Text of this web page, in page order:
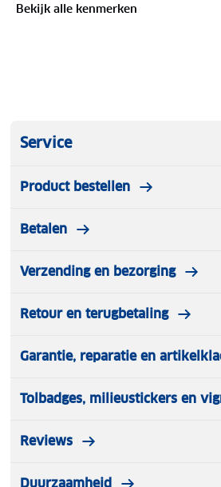
Bekijk alle kenmerken
Service
Product bestellen
Betalen
Verzending en bezorging
Retour en terugbetaling
Garantie, reparatie en
Tolbadges, milieustickers en
Reviews
Duurzaamheid